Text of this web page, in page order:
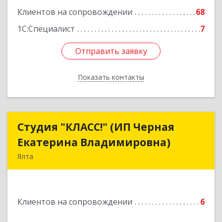
Клиентов на сопровождении
68
1С:Специалист
7
Отправить заявку
Показать контакты
Подробнее
Отправить заявку
Назад
Студия "КЛАСС!" (ИП Черная
Екатерина Владимировна)
Ялта
Клиентов на сопровождении 6
Студия "КЛАСС!" (ИП Черная
Екатерина Владимировна)